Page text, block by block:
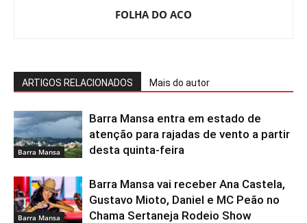
FOLHA DO ACO
ARTIGOS RELACIONADOS Mais do autor
Barra Mansa
Barra Mansa entra em estado de
atenção para rajadas de vento a partir
desta quinta-feira
Barra Mansa
Barra Mansa vai receber Ana Castela,
Gustavo Mioto, Daniel e MC Peão no
Chama Sertaneja Rodeio Show